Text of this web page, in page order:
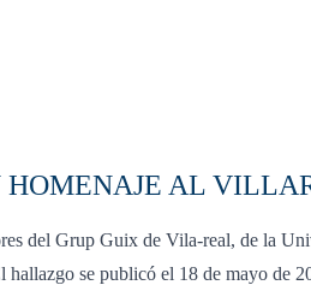
HOMENAJE AL
del Grup Guix de Vila-real, de la
se publicó el 18 de mayo de